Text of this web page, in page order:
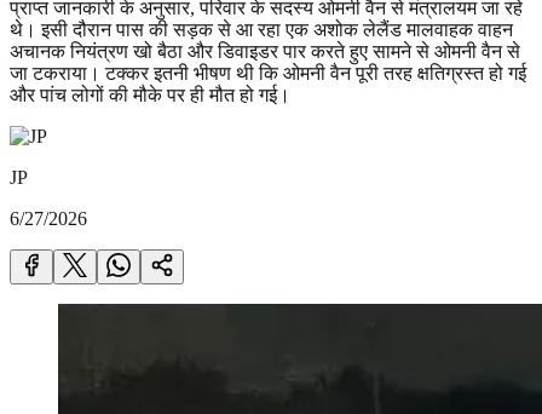
प्राप्त जानकारी के अनुसार, परिवार के सदस्य ओमनी वैन से मंत्रालयम जा रहे
थे। इसी दौरान पास की सड़क से आ रहा एक अशोक लेलैंड मालवाहक वाहन
अचानक नियंत्रण खो बैठा और डिवाइडर पार करते हुए सामने से ओमनी वैन से
जा टकराया। टक्कर इतनी भीषण थी कि ओमनी वैन पूरी तरह क्षतिग्रस्त हो गई
और पांच लोगों की मौके पर ही मौत हो गई।
JP
6/27/2026